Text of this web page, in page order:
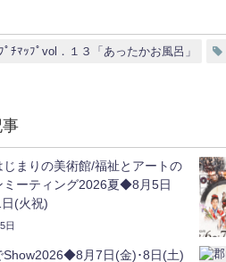
ﾌﾟﾁﾏｯﾌﾟvol．１３「あったかお風呂」
じまりの美術館/福祉とアートの
ミーティング2026夏◆8月5日
(火祝)
日
Show2026◆8月7日(金)･8日(土)